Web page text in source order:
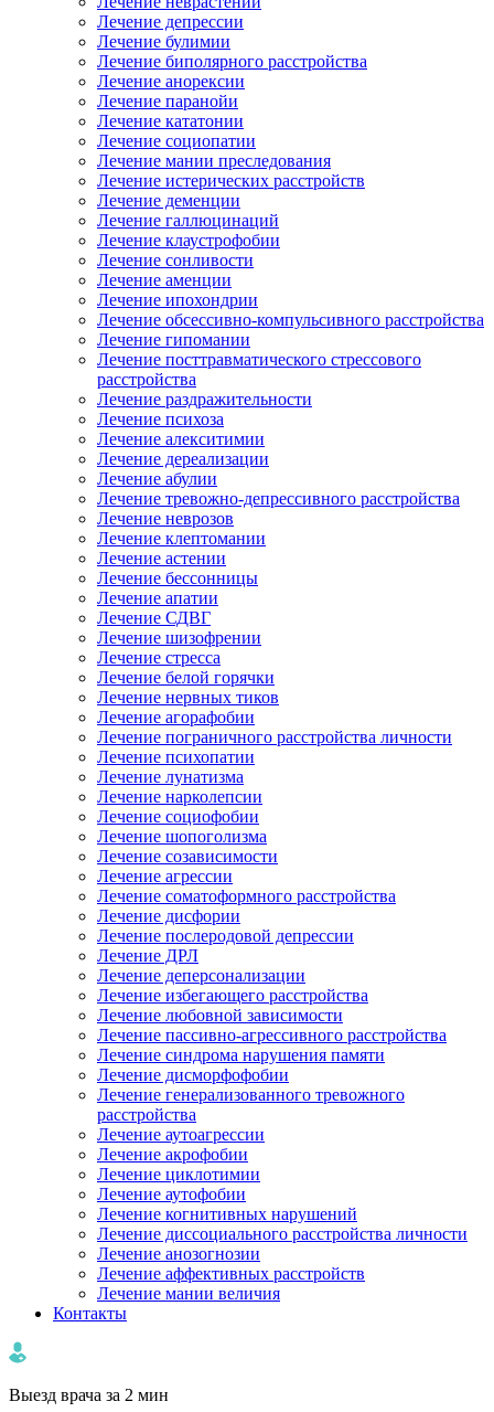
Лечение депрессии
Лечение булимии
Лечение биполярного расстройства
Лечение анорексии
Лечение паранойи
Лечение кататонии
Лечение социопатии
Лечение мании преследования
Лечение истерических расстройств
Лечение деменции
Лечение галлюцинаций
Лечение клаустрофобии
Лечение сонливости
Лечение аменции
Лечение ипохондрии
Лечение обсессивно-компульсивного расстройства
Лечение гипомании
Лечение посттравматического стрессового
расстройства
Лечение раздражительности
Лечение психоза
Лечение алекситимии
Лечение дереализации
Лечение абулии
Лечение тревожно-депрессивного расстройства
Лечение неврозов
Лечение клептомании
Лечение астении
Лечение бессонницы
Лечение апатии
Лечение СДВГ
Лечение шизофрении
Лечение стресса
Лечение белой горячки
Лечение нервных тиков
Лечение агорафобии
Лечение пограничного расстройства личности
Лечение психопатии
Лечение лунатизма
Лечение нарколепсии
Лечение социофобии
Лечение шопоголизма
Лечение созависимости
Лечение агрессии
Лечение соматоформного расстройства
Лечение дисфории
Лечение послеродовой депрессии
Лечение ДРЛ
Лечение деперсонализации
Лечение избегающего расстройства
Лечение любовной зависимости
Лечение пассивно-агрессивного расстройства
Лечение синдрома нарушения памяти
Лечение дисморфофобии
Лечение генерализованного тревожного
расстройства
Лечение аутоагрессии
Лечение акрофобии
Лечение циклотимии
Лечение аутофобии
Лечение когнитивных нарушений
Лечение диссоциального расстройства личности
Лечение анозогнозии
Лечение аффективных расстройств
Лечение мании величия
Контакты
Выезд врача за 2 мин